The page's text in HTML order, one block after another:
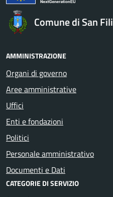
Comune di San Fili
AMMINISTRAZIONE
Organi di governo
Aree amministrative
Uffici
Enti e fondazioni
Politici
Personale amministrativo
Documenti e Dati
CATEGORIE DI SERVIZIO